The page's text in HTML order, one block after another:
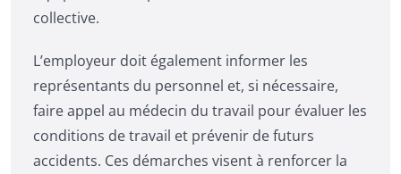
collective.
L’employeur doit également informer les
représentants du personnel et, si nécessaire,
faire appel au médecin du travail pour évaluer les
conditions de travail et prévenir de futurs
accidents. Ces démarches visent à renforcer la